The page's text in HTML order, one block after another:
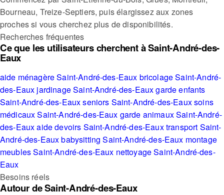
Bourneau, Treize-Septiers, puis élargissez aux zones
proches si vous cherchez plus de disponibilités.
Recherches fréquentes
Ce que les utilisateurs cherchent à Saint-André-des-
Eaux
aide ménagère Saint-André-des-Eaux bricolage Saint-André-
des-Eaux jardinage Saint-André-des-Eauxgarde enfants
Saint-André-des-Eauxseniors Saint-André-des-Eauxsoins
médicaux Saint-André-des-Eaux garde animaux Saint-André-
des-Eauxaide devoirs Saint-André-des-Eauxtransport Saint-
André-des-Eauxbabysitting Saint-André-des-Eaux montage
meubles Saint-André-des-Eaux nettoyage Saint-André-des-
Eaux
Besoins réels
Autour de Saint-André-des-Eaux